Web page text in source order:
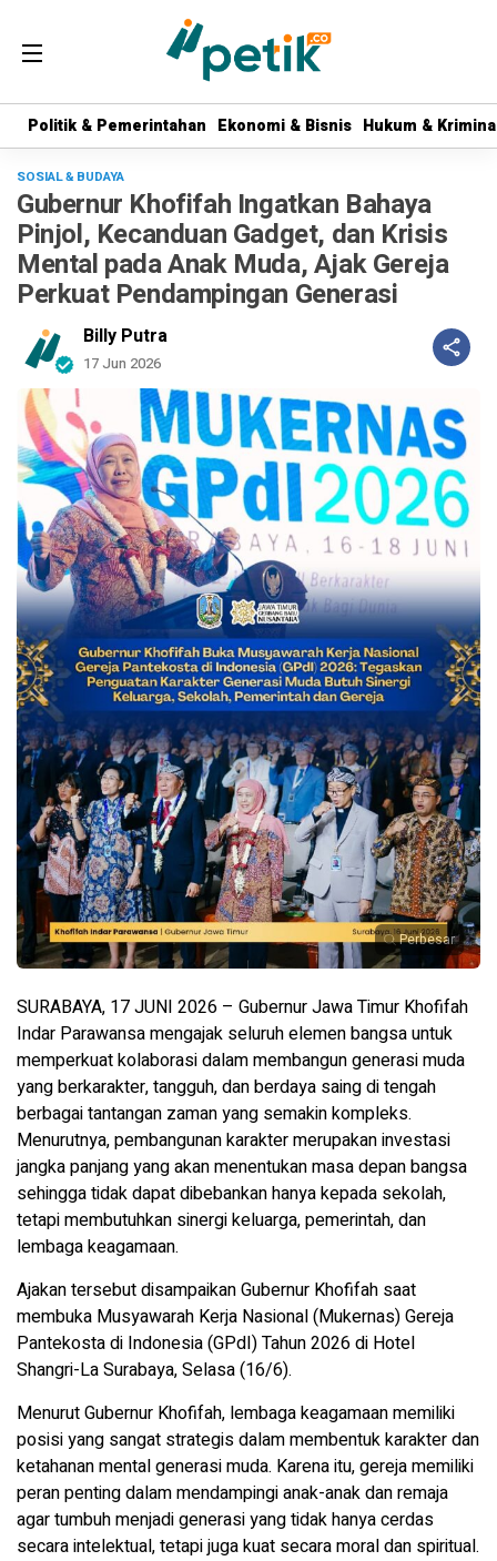
Politik & Pemerintahan Ekonomi & Bisnis Hukum &
Politik & Pemerintahan Ekonomi & Bisnis Hukum &
SOSIAL & BUDAYA
Gubernur Khofifah Ingatkan Bahaya
Pinjol, Kecanduan Gadget, dan Krisis
Mental pada Anak Muda, Ajak Gereja
Perkuat Pendampingan Generasi
Billy Putra
17 Jun 2026
Perbesar
SURABAYA, 17 JUNI 2026 – Gubernur Jawa Timur Khofifah
Indar Parawansa mengajak seluruh elemen bangsa untuk
memperkuat kolaborasi dalam membangun generasi muda
yang berkarakter, tangguh, dan berdaya saing di tengah
berbagai tantangan zaman yang semakin kompleks.
Menurutnya, pembangunan karakter merupakan investasi
jangka panjang yang akan menentukan masa depan bangsa
sehingga tidak dapat dibebankan hanya kepada sekolah,
tetapi membutuhkan sinergi keluarga, pemerintah, dan
lembaga keagamaan.
Ajakan tersebut disampaikan Gubernur Khofifah saat
membuka Musyawarah Kerja Nasional (Mukernas) Gereja
Pantekosta di Indonesia (GPdI) Tahun 2026 di Hotel
Shangri-La Surabaya, Selasa (16/6).
Menurut Gubernur Khofifah, lembaga keagamaan memiliki
posisi yang sangat strategis dalam membentuk karakter dan
ketahanan mental generasi muda. Karena itu, gereja memiliki
peran penting dalam mendampingi anak-anak dan remaja
agar tumbuh menjadi generasi yang tidak hanya cerdas
secara intelektual, tetapi juga kuat secara moral dan spiritual.